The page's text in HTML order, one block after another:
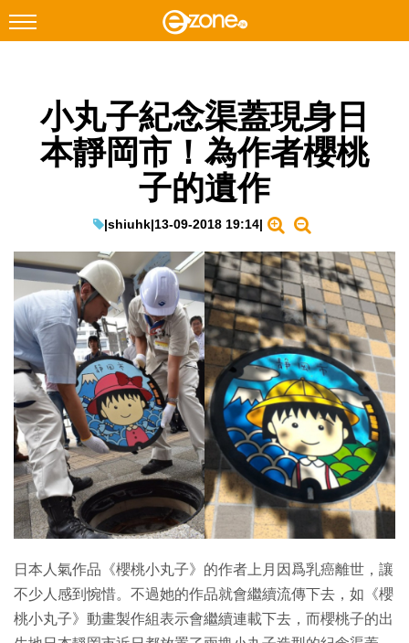
Facebook Instagram
科技焦點
教學評測
EduTech
IT Times
生成式AI與雲端應用
Enterprise Digital Transformation
特集
小丸子紀念渠蓋現身日
本靜岡市！為作者櫻桃
子的遺作
|shiuhk|13-09-2018 19:14|
日本人氣作品《櫻桃小丸子》的作者上月因爲乳癌離世，讓
不少人感到惋惜。不過她的作品就會繼續流傳下去，如《櫻
桃小丸子》動畫製作組表示會繼續連載下去，而櫻桃子的出